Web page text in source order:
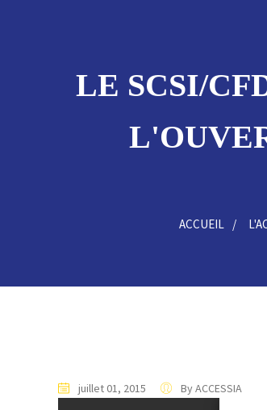
LE SCSI/
ACCUEIL
juillet 01, 2015 By ACCESSIA